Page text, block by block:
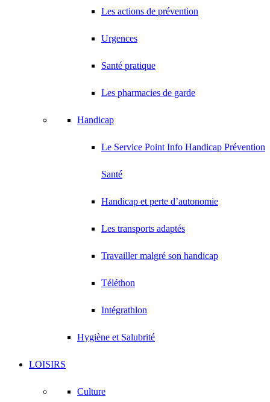
Les actions de prévention
Urgences
Santé pratique
Les pharmacies de garde
Handicap
Le Service Point Info Handicap Prévention
Santé
Handicap et perte d’autonomie
Les transports adaptés
Travailler malgré son handicap
Téléthon
Intégrathlon
Hygiène et Salubrité
LOISIRS
Culture